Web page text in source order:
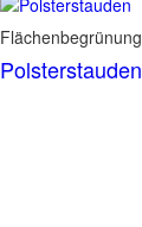
Flächenbegrünung
Polsterstauden